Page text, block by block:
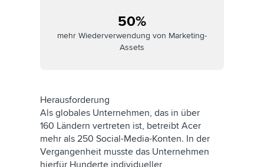
50%
mehr Wiederverwendung von Marketing-
Assets
Herausforderung
Als globales Unternehmen, das in über
160 Ländern vertreten ist, betreibt Acer
mehr als 250 Social-Media-Konten. In der
Vergangenheit musste das Unternehmen
hierfür Hunderte individueller